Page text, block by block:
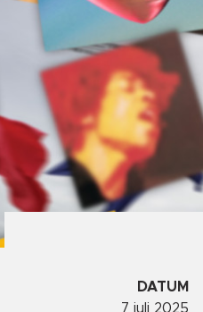
DATUM
7 juli 2025